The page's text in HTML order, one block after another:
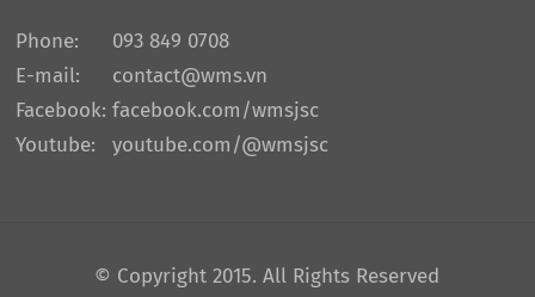
Phone:
093 849 0708
E-mail:
contact@wms.vn
Facebook: facebook.com/wmsjsc
Youtube:
youtube.com/@wmsjsc
© Copyright 2015. All Rights Reserved